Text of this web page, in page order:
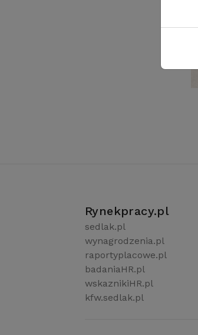
Rynekpracy.pl
sedlak.pl
wynagrodzenia.pl
raportyplacowe.pl
badaniaHR.pl
wskaznikiHR.pl
kfw.sedlak.pl